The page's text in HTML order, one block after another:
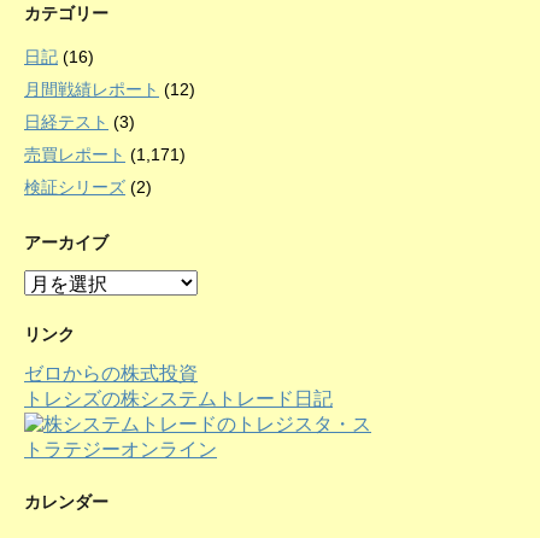
カテゴリー
日記 (16)
月間戦績レポート (12)
日経テスト (3)
売買レポート (1,171)
検証シリーズ (2)
アーカイブ
ア
カ
ブ
リンク
ゼロからの株式投資
トレシズの株システムトレード日記
カレンダー